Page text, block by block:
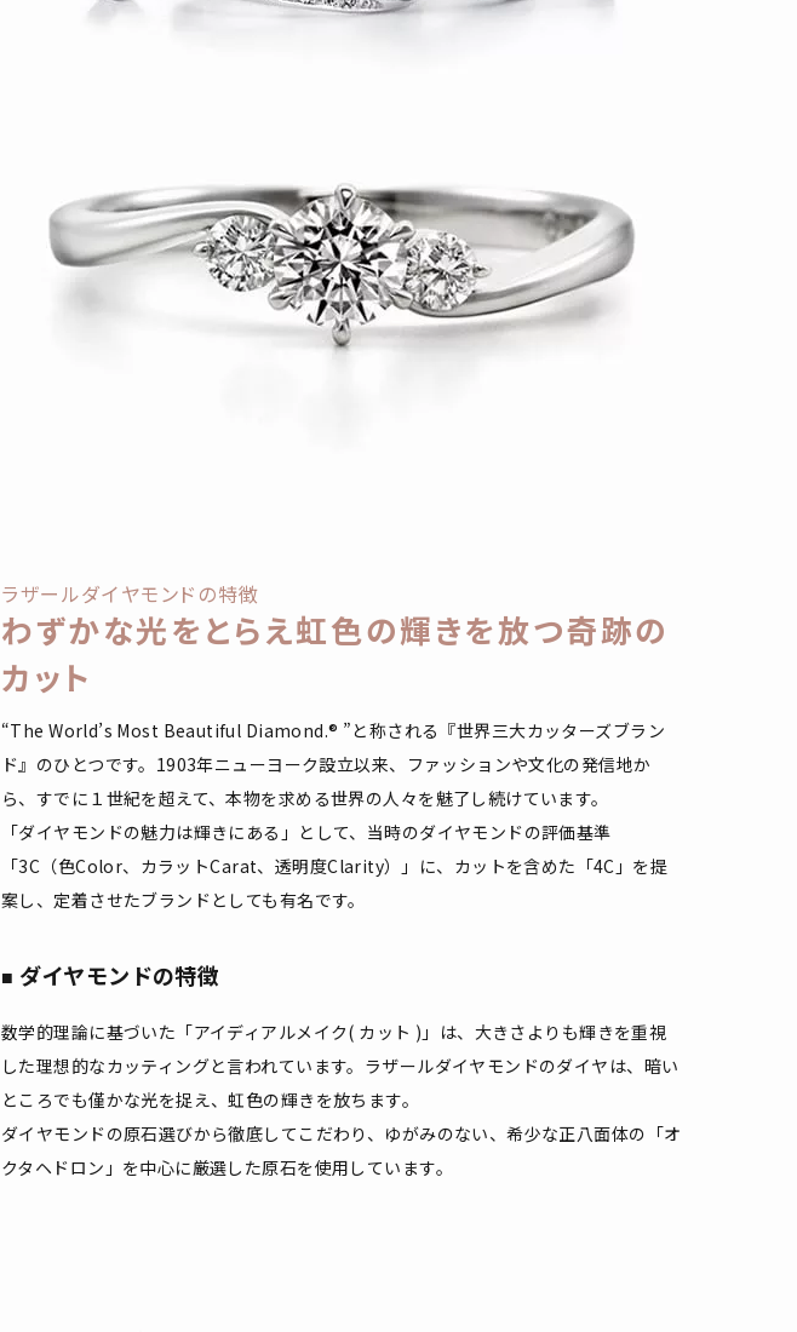
ラザールダイヤモンドの特徴
わずかな光をとらえ虹色の輝きを放つ奇跡の
カット
“The World’s Most Beautiful Diamond.® ”と称される『世界三大カッターズブラン
ド』のひとつです。1903年ニューヨーク設立以来、ファッションや文化の発信地か
ら、すでに１世紀を超えて、本物を求める世界の人々を魅了し続けています。
「ダイヤモンドの魅力は輝きにある」として、当時のダイヤモンドの評価基準
「3C（色Color、カラットCarat、透明度Clarity）」に、カットを含めた「4C」を提
案し、定着させたブランドとしても有名です。
ダイヤモンドの特徴
数学的理論に基づいた「アイディアルメイク( カット )」は、大きさよりも輝きを重視
した理想的なカッティングと言われています。ラザールダイヤモンドのダイヤは、暗い
ところでも僅かな光を捉え、虹色の輝きを放ちます。
ダイヤモンドの原石選びから徹底してこだわり、ゆがみのない、希少な正八面体の「オ
クタヘドロン」を中心に厳選した原石を使用しています。